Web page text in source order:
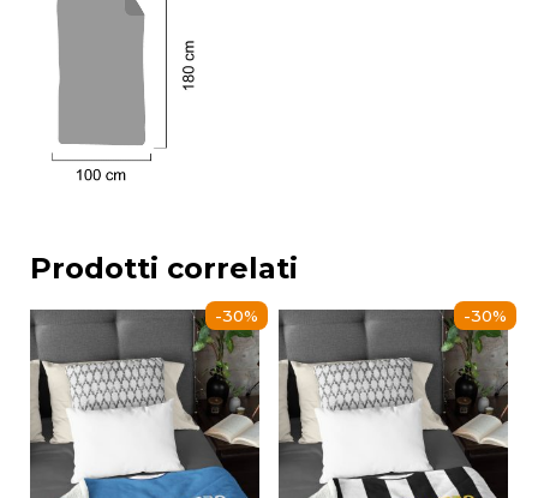
Prodotti correlati
-30% -30%